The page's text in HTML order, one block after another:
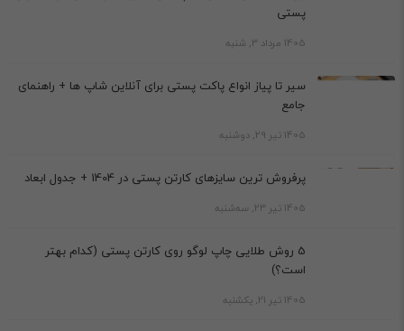
پستی
1405 مرداد 3, شنبه
سیر تا پیاز انواع پاکت پستی برای آنلاین شاپ ها + راهنمای
جامع
1405 تیر 29, دوشنبه
پرفروش ترین سایزهای کارتن پستی در 1404 + جدول ابعاد
1405 تیر 23, سه‌شنبه
5 روش طلایی چاپ لوگو روی کارتن پستی (کدام بهتر
است؟)
1405 تیر 21, یکشنبه